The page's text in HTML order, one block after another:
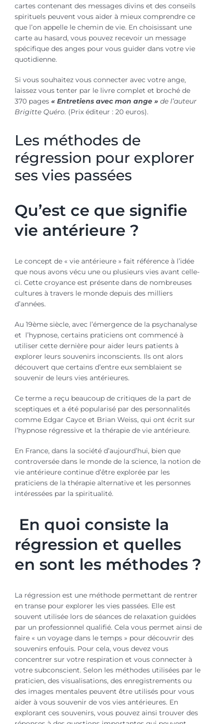
cartes contenant des messages divins et des conseils
spirituels peuvent vous aider à mieux comprendre ce
que l’on appelle le chemin de vie. En choisissant une
carte au hasard, vous pouvez recevoir un message
spécifique des anges pour vous guider dans votre vie
quotidienne.
Si vous souhaitez vous connecter avec votre ange,
laissez vous tenter par le livre complet et broché de
370 pages « Entretiens avec mon ange »de l’auteur
Brigitte Quéro. (Prix éditeur : 20 euros).
Les méthodes de
régression pour explorer
ses vies passées
Qu’est ce que signifie
vie antérieure ?
Le concept de « vie antérieure » fait référence à l’idée
que nous avons vécu une ou plusieurs vies avant celle-
ci. Cette croyance est présente dans de nombreuses
cultures à travers le monde depuis des milliers
d’années.
Au 19ème siècle, avec l’émergence de la psychanalyse
et l’hypnose, certains praticiens ont commencé à
utiliser cette dernière pour aider leurs patients à
explorer leurs souvenirs inconscients. Ils ont alors
découvert que certains d’entre eux semblaient se
souvenir de leurs vies antérieures.
Ce terme a reçu beaucoup de critiques de la part de
sceptiques et a été popularisé par des personnalités
comme Edgar Cayce et Brian Weiss, qui ont écrit sur
l’hypnose régressive et la thérapie de vie antérieure.
En France, dans la société d’aujourd’hui, bien que
controversée dans le monde de la science, la notion de
vie antérieure continue d’être explorée par les
praticiens de la thérapie alternative et les personnes
intéressées par la spiritualité.
En quoi consiste la
régression et quelles
en sont les méthodes ?
La régression est une méthode permettant de rentrer
en transe pour explorer les vies passées. Elle est
souvent utilisée lors de séances de relaxation guidées
par un professionnel qualifié. Cela vous permet ainsi de
faire « un voyage dans le temps » pour découvrir des
souvenirs enfouis. Pour cela, vous devez vous
concentrer sur votre respiration et vous connecter à
votre subconscient. Selon les méthodes utilisées par le
praticien, des visualisations, des enregistrements ou
des images mentales peuvent être utilisés pour vous
aider à vous souvenir de vos vies antérieures. En
explorant ces souvenirs, vous pouvez ainsi trouver des